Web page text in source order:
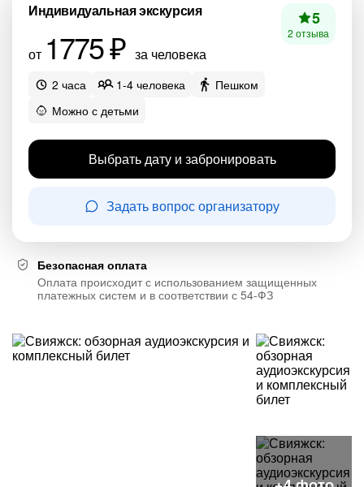
Индивидуальная экскурсия
от 1775 ₽ за человека
5
2 отзыва
2 часа 1-4 человека
Пешком
Можно с детьми
Выбрать дату и забронировать
Задать вопрос организатору
Безопасная оплата
Оплата происходит с использованием защищенных
платежных систем и в соответствии с 54-ФЗ